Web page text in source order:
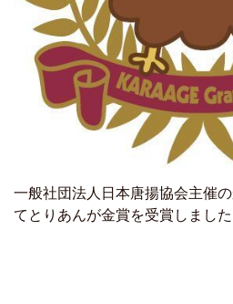
一般社団法人日本唐揚協会主催
てとりあんが金賞を受賞しました